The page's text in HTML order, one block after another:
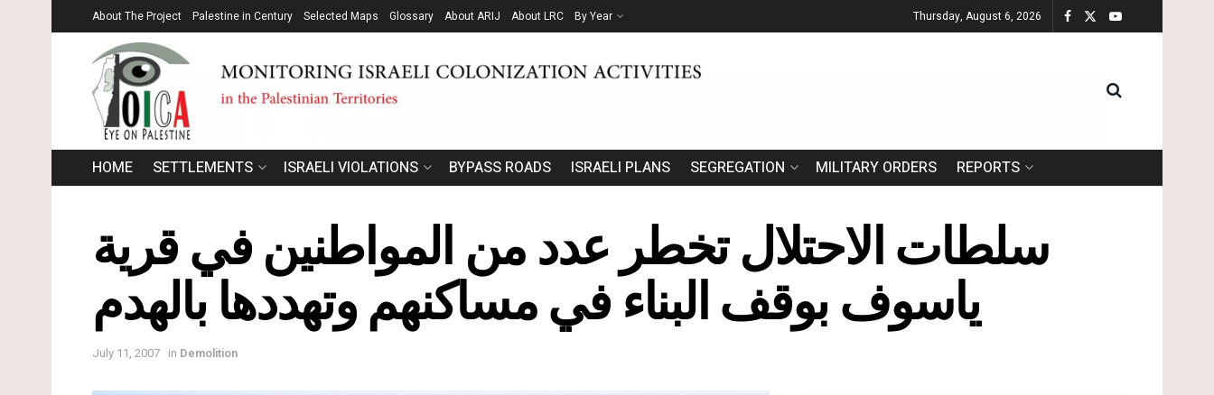
About The Project Palestine in Century Selected Maps Glossary About ARIJ About LRC By Year Thursday, August 6, 2026
HOME SETTLEMENTS ISRAELI VIOLATIONS BYPASS ROADS ISRAELI PLANS SEGREGATION MILITARY ORDERS REPORTS
سلطات الاحتلال تخطر عدد من المواطنين في قرية
ياسوف بوقف البناء في مساكنهم وتهددها بالهدم
July 11, 2007 in Demolition